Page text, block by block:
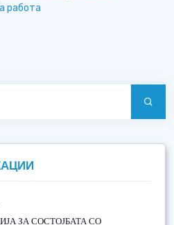
работа
ЗА СОСТОЈБАТА СО